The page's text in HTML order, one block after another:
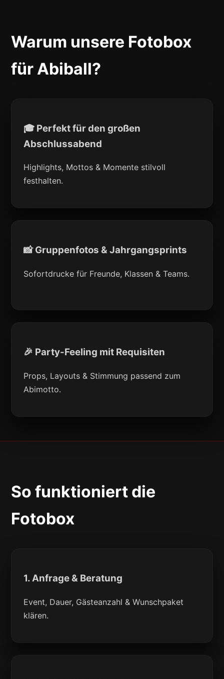
Warum unsere Fotobox
für Abiball?
🎓 Perfekt für den großen
Abschlussabend
Highlights, Mottos & Momente stilvoll
festhalten.
📸 Gruppenfotos & Jahrgangsprints
Sofortdrucke für Freunde, Klassen & Teams.
🎉 Party-Feeling mit Requisiten
Props, Layouts & Stimmung passend zum
Abimotto.
So funktioniert die
Fotobox
1. Anfrage & Beratung
Event, Dauer, Gästeanzahl & Wunschpaket
klären.